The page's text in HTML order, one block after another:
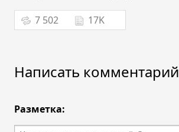
7 502 17K
Написать комментарий
Разметка: